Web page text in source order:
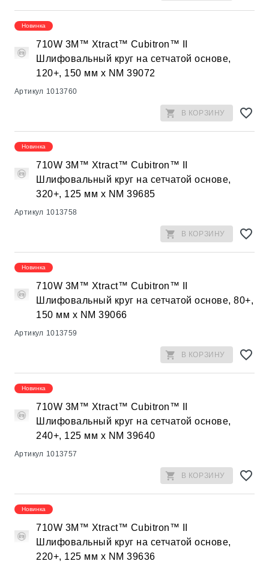
Новинка
710W 3M™ Xtract™ Cubitron™ II
Шлифовальный круг на сетчатой основе,
120+, 150 мм х NM 39072
Артикул 1013760
В КОРЗИНУ
Новинка
710W 3M™ Xtract™ Cubitron™ II
Шлифовальный круг на сетчатой основе,
320+, 125 мм х NM 39685
Артикул 1013758
В КОРЗИНУ
Новинка
710W 3M™ Xtract™ Cubitron™ II
Шлифовальный круг на сетчатой основе, 80+,
150 мм х NM 39066
Артикул 1013759
В КОРЗИНУ
Новинка
710W 3M™ Xtract™ Cubitron™ II
Шлифовальный круг на сетчатой основе,
240+, 125 мм х NM 39640
Артикул 1013757
В КОРЗИНУ
Новинка
710W 3M™ Xtract™ Cubitron™ II
Шлифовальный круг на сетчатой основе,
220+, 125 мм х NM 39636